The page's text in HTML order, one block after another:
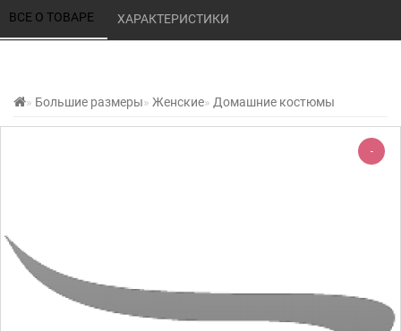
Большие размеры Женские Домашние костюмы
ВСЕ О ТОВАРЕ ХАРАКТЕРИСТИКИ
-